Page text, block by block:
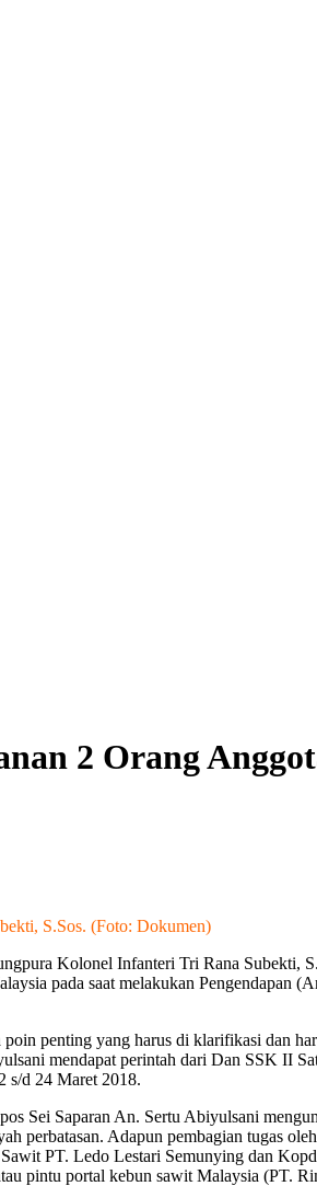
2 Orang
S.Sos. (Foto: Dokumen)
Kolonel Infanteri Tri Rana Subekti,
pada saat melakukan Pengendapan
penting yang harus di klarifikasi dan
mendapat perintah dari Dan SSK II
s/d 24 Maret 2018.
Sei Saparan An. Sertu Abiyulsani
Adapun pembagian tugas
PT. Ledo Lestari Semunying dan
pintu portal kebun sawit Malaysia (PT.